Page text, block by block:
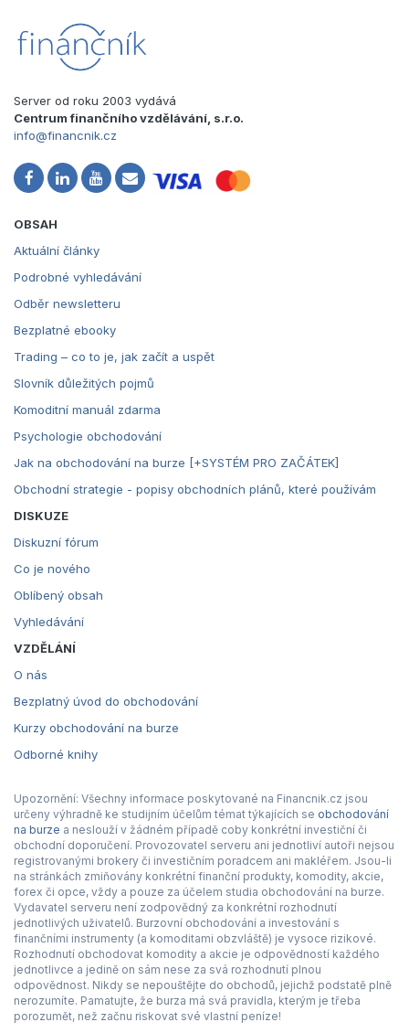
Server od roku 2003 vydává
Centrum finančního vzdělávání, s.r.o.
info@financnik.cz
OBSAH
Aktuální články
Podrobné vyhledávání
Odběr newsletteru
Bezplatné ebooky
Trading – co to je, jak začít a uspět
Slovník důležitých pojmů
Komoditní manuál zdarma
Psychologie obchodování
Jak na obchodování na burze [+SYSTÉM PRO ZAČÁTEK]
Obchodní strategie - popisy obchodních plánů, které používám
DISKUZE
Diskuzní fórum
Co je nového
Oblíbený obsah
Vyhledávání
VZDĚLÁNÍ
O nás
Bezplatný úvod do obchodování
Kurzy obchodování na burze
Odborné knihy
Upozornění: Všechny informace poskytované na Financnik.cz jsou
určeny výhradně ke studijním účelům témat týkajících se obchodování
na burze a neslouží v žádném případě coby konkrétní investiční či
obchodní doporučení. Provozovatel serveru ani jednotliví autoři nejsou
registrovanými brokery či investičním poradcem ani makléřem. Jsou-li
na stránkách zmiňovány konkrétní finanční produkty, komodity, akcie,
forex či opce, vždy a pouze za účelem studia obchodování na burze.
Vydavatel serveru není zodpovědný za konkrétní rozhodnutí
jednotlivých uživatelů. Burzovní obchodování a investování s
finančními instrumenty (a komoditami obzvláště) je vysoce rizikové.
Rozhodnutí obchodovat komodity a akcie je odpovědností každého
jednotlivce a jedině on sám nese za svá rozhodnutí plnou
odpovědnost. Nikdy se nepouštějte do obchodů, jejichž podstatě plně
nerozumíte. Pamatujte, že burza má svá pravidla, kterým je třeba
porozumět, než začnu riskovat své vlastní peníze!